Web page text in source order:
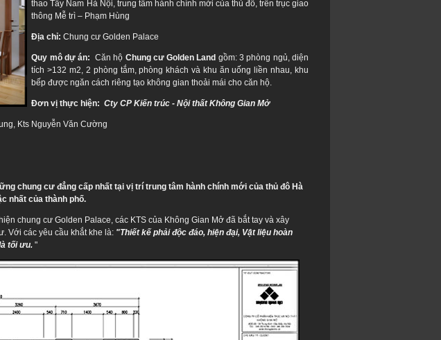
thao Tây Nam Hà Nội, trung tâm hành chính mới của thủ đô, trên trục giao
thông Mễ trì – Phạm Hùng
Địa chỉ:Chung cư Golden Palace
Quy mô dự án: Căn hộ Chung cư Golden Land gồm: 3 phòng ngủ, diện
tích >132 m2, 2 phòng tắm, phòng khách và khu ăn uống liền nhau, khu
bếp được ngăn cách riêng tạo không gian thoải mái cho căn hộ.
Đơn vị thực hiện:Cty CP Kiến trúc - Nội thất Không Gian Mở
Kts Nguyễn Văn Cường
chung cư đẳng cấp nhất tại vị trí trung tâm hành chính mới của thủ đô Hà
nhất của thành phố.
chung cư Golden Palace, các KTS của Không Gian Mở đã bắt tay và xây
Với các yêu cầu khắt khe là: "Thiết kế phải độc đáo, hiện đại, Vật liệu hoàn
tối ưu. "